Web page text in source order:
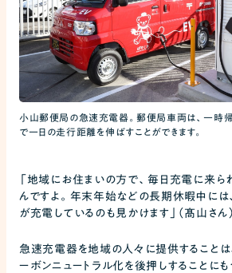
小山郵便局の急速充電器。郵便局車両は、一時
で一日の走行距離を伸ばすことができます。
「地域にお住まいの方で、毎日充電に来ら
んですよ。年末年始などの長期休暇中には
が充電しているのも見かけます」（髙山さん）
急速充電器を地域の人々に提供すること
ーボンニュートラル化を後押しすることにも